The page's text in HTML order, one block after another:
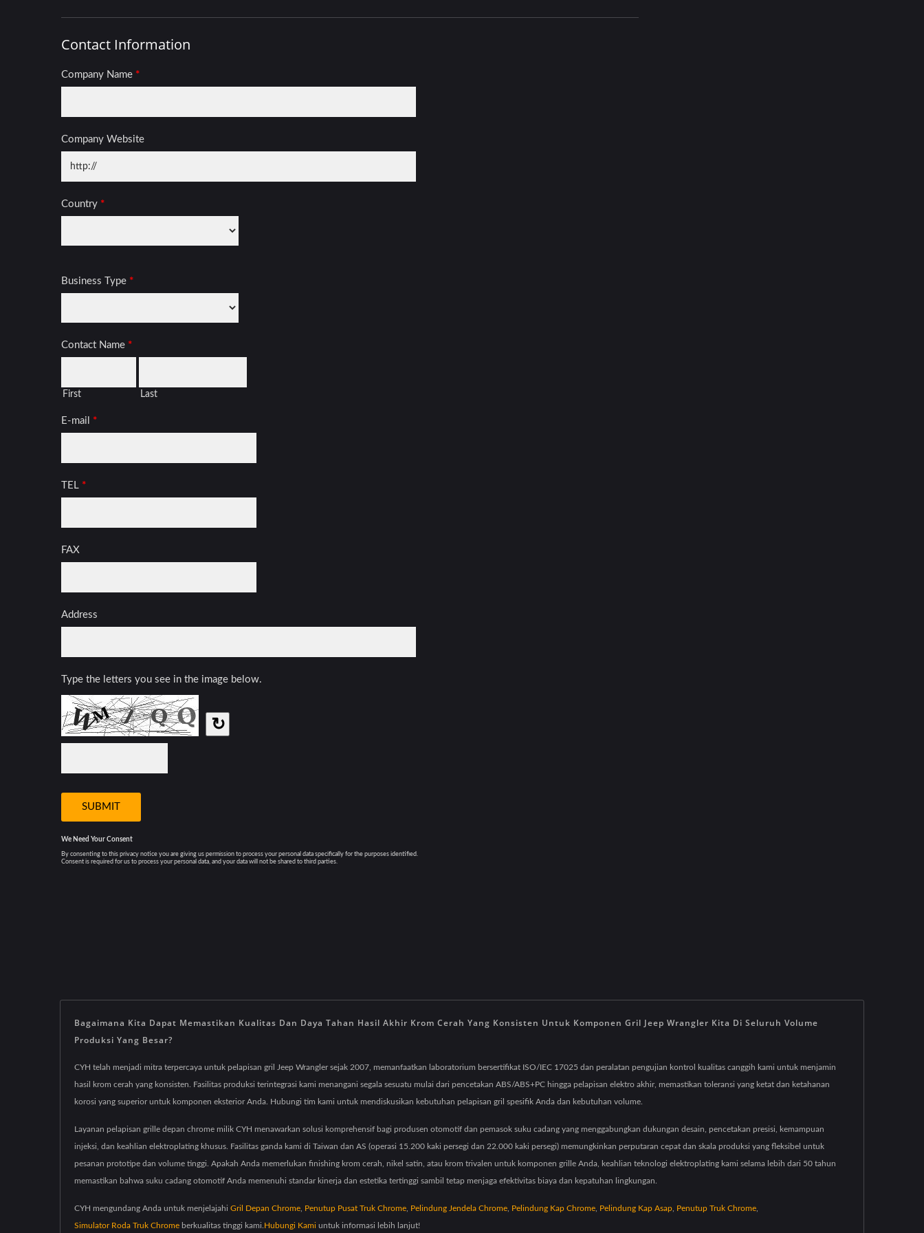
Bagaimana Kita Dapat Memastikan Kualitas Dan Daya Tahan Hasil Akhir Krom Cerah Yang Konsisten Untuk Komponen Gril Jeep Wrangler Kita Di Seluruh Volume
Produksi Yang Besar?
CYH telah menjadi mitra terpercaya untuk pelapisan gril Jeep Wrangler sejak 2007, memanfaatkan laboratorium bersertifikat ISO/IEC 17025 dan peralatan pengujian kontrol kualitas canggih kami untuk menjamin
hasil krom cerah yang konsisten. Fasilitas produksi terintegrasi kami menangani segala sesuatu mulai dari pencetakan ABS/ABS+PC hingga pelapisan elektro akhir, memastikan toleransi yang ketat dan ketahanan
korosi yang superior untuk komponen eksterior Anda. Hubungi tim kami untuk mendiskusikan kebutuhan pelapisan gril spesifik Anda dan kebutuhan volume.
Layanan pelapisan grille depan chrome milik CYH menawarkan solusi komprehensif bagi produsen otomotif dan pemasok suku cadang yang menggabungkan dukungan desain, pencetakan presisi, kemampuan
injeksi, dan keahlian elektroplating khusus. Fasilitas ganda kami di Taiwan dan AS (operasi 15.200 kaki persegi dan 22.000 kaki persegi) memungkinkan perputaran cepat dan skala produksi yang fleksibel untuk
pesanan prototipe dan volume tinggi. Apakah Anda memerlukan finishing krom cerah, nikel satin, atau krom trivalen untuk komponen grille Anda, keahlian teknologi elektroplating kami selama lebih dari 50 tahun
memastikan bahwa suku cadang otomotif Anda memenuhi standar kinerja dan estetika tertinggi sambil tetap menjaga efektivitas biaya dan kepatuhan lingkungan.
CYH mengundang Anda untuk menjelajahi Gril Depan Chrome Penutup Pusat Truk Chrome Pelindung Jendela Chrome Pelindung Kap Chrome Pelindung Kap Asap Penutup Truk Chrome
Simulator Roda Truk Chrome berkualitas tinggi kami. Hubungi Kami untuk informasi lebih lanjut!